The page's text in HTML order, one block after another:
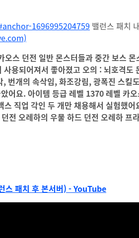
1696995204759 밸런스 패치
스 던전 일반 몬스터들과 중간 보스 몬
용되어져서 좋아졌고 오의 : 뇌호격도
번개의 속삭임, 화조강림, 광폭진 스킬
어요. 아이템 등급 레벨 1370 레벨 카
직업 각인 두 개만 채용해서 실험했
전 오레하의 우물 하드 던전 오레하 프
스 패치 후 본서버) - YouTube